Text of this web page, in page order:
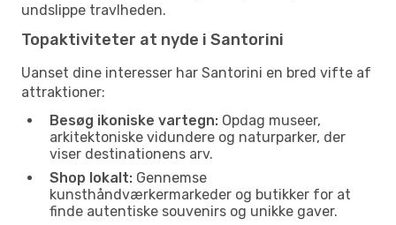
undslippe travlheden.
Topaktiviteter at nyde i Santorini
Uanset dine interesser har Santorini en bred vifte af
attraktioner:
Besøg ikoniske vartegn: Opdag museer,
arkitektoniske vidundere og naturparker, der
viser destinationens arv.
Shop lokalt: Gennemse
kunsthåndværkermarkeder og butikker for at
finde autentiske souvenirs og unikke gaver.